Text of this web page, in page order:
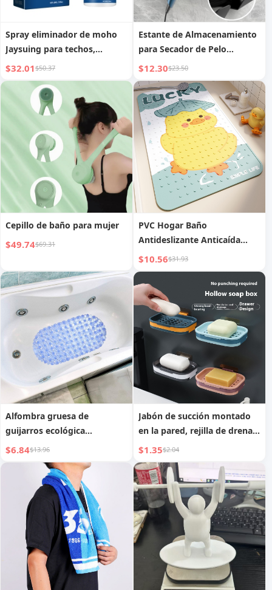
Spray eliminador de moho
Jaysuing para techos,
azulejos de baño, paredes,
limpieza multiefecto y
desinfección de moho
$32.01$50.37
Estante de Almacenamiento
para Secador de Pelo
Multifuncional para Baño
Montado en la Pared sin
Perforaciones
$12.30$23.50
Cepillo de baño para mujer
$49.74$69.31
PVC Hogar Baño
Antideslizante Anticaída
Ventosa Alfombrilla Ducha
Tapete para Pies Bebé Baño
Inodoro Piso Tapete
$10.56$31.93
Alfombra gruesa de
guijarros ecológica
antideslizante para baño,
alfombra para ducha,
alfombra para inodoro
$6.84$13.96
Jabón de succión montado
en la pared, rejilla de drenaje
creativa, rejilla doble para
baño, jabonera de doble
capa para baño sin
perforaciones
$1.35$2.04